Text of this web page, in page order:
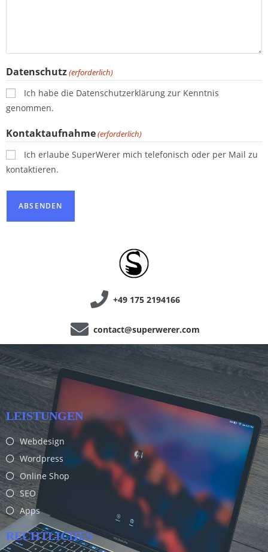
Datenschutz(erforderlich)
Ich habe die Datenschutzerklärung zur Kenntnis
genommen.
Kontaktaufnahme(erforderlich)
Ich erlaube SuperWerer mich telefonisch oder per Mail zu
kontaktieren.
+49 175 2194166
contact@superwerer.com
LEISTUNGEN
Webdesign
Wordpress
Online Shop
SEO
Apps
RECHTLICHES